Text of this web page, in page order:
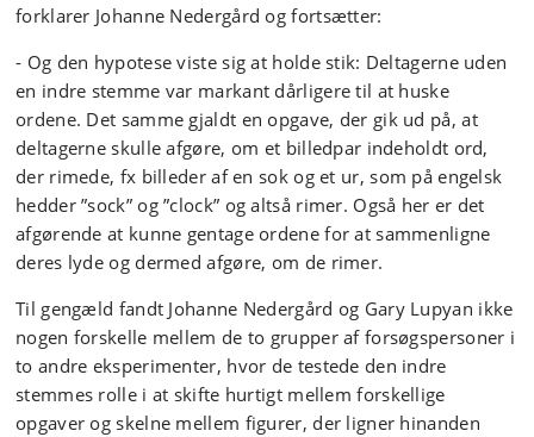
forklarer Johanne Nedergård og fortsætter:
- Og den hypotese viste sig at holde stik: Deltagerne uden
en indre stemme var markant dårligere til at huske
ordene. Det samme gjaldt en opgave, der gik ud på, at
deltagerne skulle afgøre, om et billedpar indeholdt ord,
der rimede, fx billeder af en sok og et ur, som på engelsk
hedder ”sock” og ”clock” og altså rimer. Også her er det
afgørende at kunne gentage ordene for at sammenligne
deres lyde og dermed afgøre, om de rimer.
Til gengæld fandt Johanne Nedergård og Gary Lupyan ikke
nogen forskelle mellem de to grupper af forsøgspersoner i
to andre eksperimenter, hvor de testede den indre
stemmes rolle i at skifte hurtigt mellem forskellige
opgaver og skelne mellem figurer, der ligner hinanden